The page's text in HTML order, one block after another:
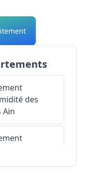
des
Ain